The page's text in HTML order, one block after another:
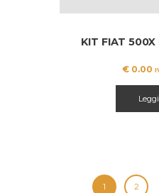
KIT FIAT 500X
€ 0.00
1 2